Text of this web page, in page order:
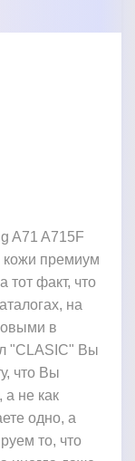
A71 A715F
кожи премиум
тот факт, что
на
в
"CLASIC" Вы
что Вы
а не как
одно, а
то, что